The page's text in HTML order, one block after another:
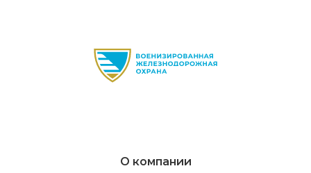
О компании